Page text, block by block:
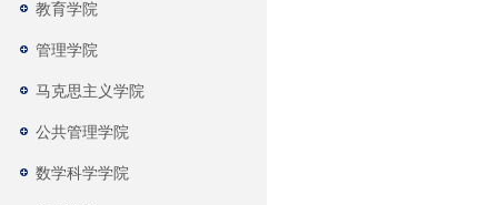
教育学院
管理学院
马克思主义学院
公共管理学院
数学科学学院